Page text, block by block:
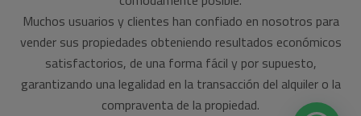
Muchos usuarios y clientes han confiado en nosotros para
vender sus propiedades obteniendo resultados económicos
satisfactorios, de una forma fácil y por supuesto,
garantizando una legalidad en la transacción del alquiler o la
compraventa de la propiedad.